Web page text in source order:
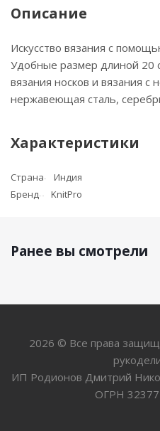
Описание
Искусство вязания с
Удобные размер длиной 20
вязания носков и вязания
нержавеющая сталь,
Характеристики
Страна
Индия
Бренд
KnitPro
Ранее вы смотрели
2026 © Все права
ИП Родионов Дмитрий
ОГРН